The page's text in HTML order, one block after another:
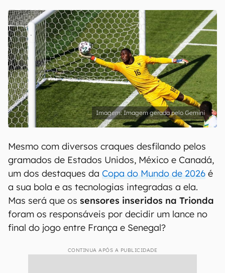
Imagem gerada pelo Gemini
Mesmo com diversos craques desfilando pelos
gramados de Estados Unidos, México e Canadá,
um dos destaques da Copa do Mundo de 2026 é
a sua bola e as tecnologias integradas a ela.
Mas será que os sensores inseridos na Trionda
foram os responsáveis por decidir um lance no
final do jogo entre França e Senegal?
CONTINUA APÓS A PUBLICIDADE